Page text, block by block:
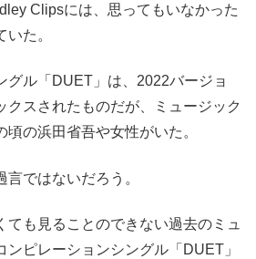
Clipsには、思ってもいなかった
た。
グル「DUET」は、2022バージョ
クスされたものだが、ミュージック
頃の浜田省吾や女性がいた。
ではないだろう。
ても見ることのできない過去のミュ
ンピレーションシングル「DUET」